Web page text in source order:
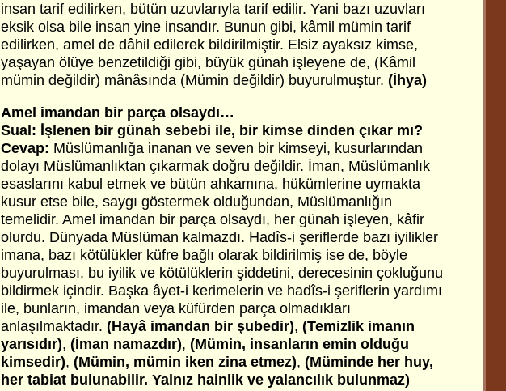
insan tarif edilirken, bütün uzuvlarıyla tarif edilir. Yani bazı uzuvları
eksik olsa bile insan yine insandır. Bunun gibi, kâmil mümin tarif
edilirken, amel de dâhil edilerek bildirilmiştir. Elsiz ayaksız kimse,
yaşayan ölüye benzetildiği gibi, büyük günah işleyene de, (Kâmil
mümin değildir) mânâsında (Mümin değildir) buyurulmuştur. (İhya)
Amel imandan bir parça olsaydı…
Sual: İşlenen bir günah sebebi ile, bir kimse dinden çıkar mı?
Cevap: Müslümanlığa inanan ve seven bir kimseyi, kusurlarından
dolayı Müslümanlıktan çıkarmak doğru değildir. İman, Müslümanlık
esaslarını kabul etmek ve bütün ahkamına, hükümlerine uymakta
kusur etse bile, saygı göstermek olduğundan, Müslümanlığın
temelidir. Amel imandan bir parça olsaydı, her günah işleyen, kâfir
olurdu. Dünyada Müslüman kalmazdı. Hadîs-i şeriflerde bazı iyilikler
imana, bazı kötülükler küfre bağlı olarak bildirilmiş ise de, böyle
buyurulması, bu iyilik ve kötülüklerin şiddetini, derecesinin çokluğunu
bildirmek içindir. Başka âyet-i kerimelerin ve hadîs-i şeriflerin yardımı
ile, bunların, imandan veya küfürden parça olmadıkları
anlaşılmaktadır. (Hayâ imandan bir şubedir), (Temizlik imanın
yarısıdır), (İman namazdır), (Mümin, insanların emin olduğu
kimsedir), (Mümin, mümin iken zina etmez), (Müminde her huy,
her tabiat bulunabilir. Yalnız hainlik ve yalancılık bulunmaz)